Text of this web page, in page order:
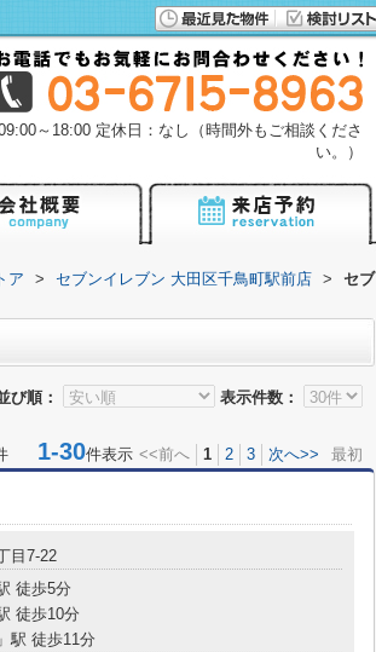
～18:00 定休日：なし（時間外もご相談くださ
い。）
ア > セブンイレブン 大田区千鳥町駅前店 >
セブ
び順： 表示件数：
1-30件表示 <<前へ 1 2 3 次へ>> 最初
目7-22
徒歩5分
徒歩10分
」駅 徒歩11分